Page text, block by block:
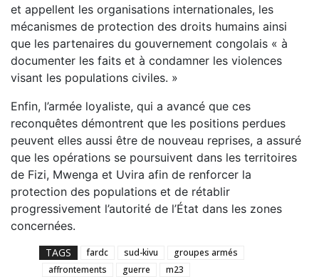
et appellent les organisations internationales, les
mécanismes de protection des droits humains ainsi
que les partenaires du gouvernement congolais « à
documenter les faits et à condamner les violences
visant les populations civiles. »
Enfin, l’armée loyaliste, qui a avancé que ces
reconquêtes démontrent que les positions perdues
peuvent elles aussi être de nouveau reprises, a assuré
que les opérations se poursuivent dans les territoires
de Fizi, Mwenga et Uvira afin de renforcer la
protection des populations et de rétablir
progressivement l’autorité de l’État dans les zones
concernées.
TAGS fardc sud-kivu
groupes armés
affrontements
guerre m23